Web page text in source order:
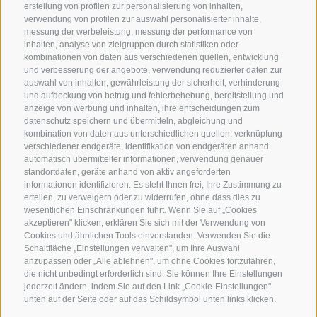
erstellung von profilen zur personalisierung von inhalten,
verwendung von profilen zur auswahl personalisierter inhalte,
messung der werbeleistung, messung der performance von
inhalten, analyse von zielgruppen durch statistiken oder
kombinationen von daten aus verschiedenen quellen, entwicklung
und verbesserung der angebote, verwendung reduzierter daten zur
auswahl von inhalten, gewährleistung der sicherheit, verhinderung
und aufdeckung von betrug und fehlerbehebung, bereitstellung und
anzeige von werbung und inhalten, ihre entscheidungen zum
datenschutz speichern und übermitteln, abgleichung und
kombination von daten aus unterschiedlichen quellen, verknüpfung
verschiedener endgeräte, identifikation von endgeräten anhand
automatisch übermittelter informationen, verwendung genauer
standortdaten, geräte anhand von aktiv angeforderten
informationen identifizieren. Es steht Ihnen frei, Ihre Zustimmung zu
erteilen, zu verweigern oder zu widerrufen, ohne dass dies zu
wesentlichen Einschränkungen führt. Wenn Sie auf „Cookies
akzeptieren" klicken, erklären Sie sich mit der Verwendung von
Cookies und ähnlichen Tools einverstanden. Verwenden Sie die
Schaltfläche „Einstellungen verwalten", um Ihre Auswahl
anzupassen oder „Alle ablehnen", um ohne Cookies fortzufahren,
die nicht unbedingt erforderlich sind. Sie können Ihre Einstellungen
jederzeit ändern, indem Sie auf den Link „Cookie-Einstellungen"
unten auf der Seite oder auf das Schildsymbol unten links klicken.
Schreiben Sie uns!
KONTAKTFORMULAR
Erfahren Sie mehr
DOWNLOADS
bau.recycle - Konsortium für Baustoffverwertung